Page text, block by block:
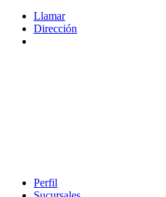
Llamar
Dirección
Perfil